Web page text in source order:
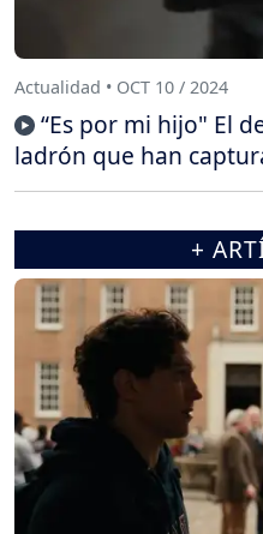
Actualidad • OCT 10 / 2024
“Es por mi hijo" El
ladrón que han
+